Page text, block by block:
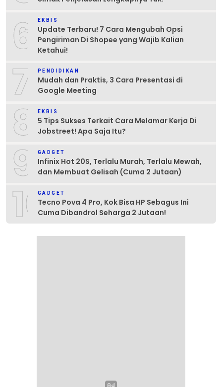
6 EKBIS
Update Terbaru! 7 Cara Mengubah Opsi
Pengiriman Di Shopee yang Wajib Kalian
Ketahui!
7 PENDIDIKAN
Mudah dan Praktis, 3 Cara Presentasi di
Google Meeting
8 EKBIS
5 Tips Sukses Terkait Cara Melamar Kerja Di
Jobstreet! Apa Saja Itu?
9 GADGET
Infinix Hot 20S, Terlalu Murah, Terlalu Mewah,
dan Membuat Gelisah (Cuma 2 Jutaan)
10GADGET
Tecno Pova 4 Pro, Kok Bisa HP Sebagus Ini
Cuma Dibandrol Seharga 2 Jutaan!